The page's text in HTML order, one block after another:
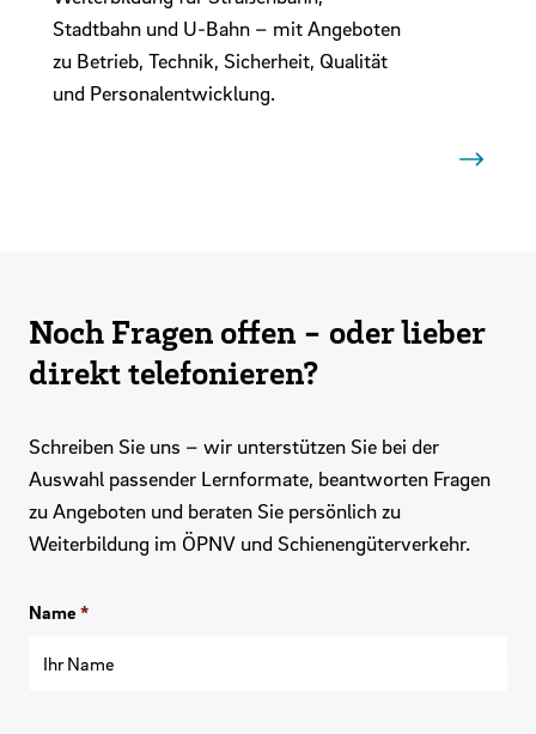
Stadtbahn und U-Bahn – mit Angeboten
zu Betrieb, Technik, Sicherheit, Qualität
und Personalentwicklung.
Noch Fragen offen - oder lieber
direkt telefonieren?
Schreiben Sie uns – wir unterstützen Sie bei der
Auswahl passender Lernformate, beantworten Fragen
zu Angeboten und beraten Sie persönlich zu
Weiterbildung im ÖPNV und Schienengüterverkehr.
Name *